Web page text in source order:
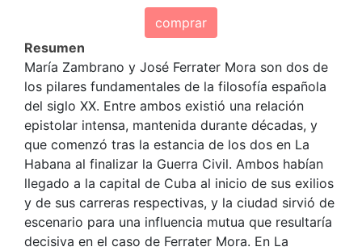
comprar
Resumen
María Zambrano y José Ferrater Mora son dos de
los pilares fundamentales de la filosofía española
del siglo XX. Entre ambos existió una relación
epistolar intensa, mantenida durante décadas, y
que comenzó tras la estancia de los dos en La
Habana al finalizar la Guerra Civil. Ambos habían
llegado a la capital de Cuba al inicio de sus exilios
y de sus carreras respectivas, y la ciudad sirvió de
escenario para una influencia mutua que resultaría
decisiva en el caso de Ferrater Mora. En La